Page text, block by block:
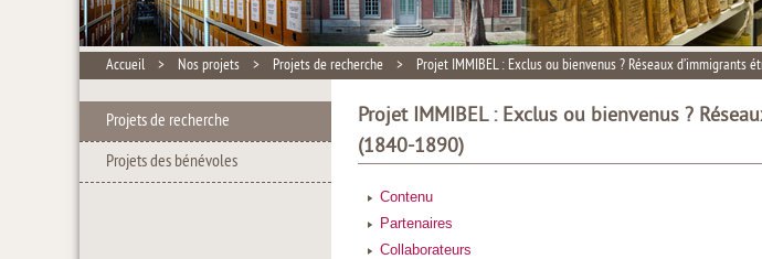
Accueil > Nos projets > Projets de recherche > Projet IMMIBEL : Exclus ou bienvenus ? Réseaux d’immigrants
Projets de recherche
Projets des bénévoles
Projet IMMIBEL : Exclus ou bienvenus ?
(1840-1890)
Contenu
Partenaires
Collaborateurs